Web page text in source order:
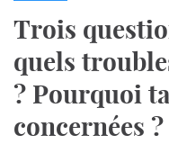
Trois
quels
? Pourquoi
concernées ?